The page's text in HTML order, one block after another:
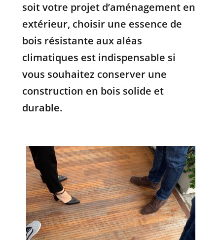
soit votre projet d’aménagement en
extérieur, choisir une essence de
bois résistante aux aléas
climatiques est indispensable si
vous souhaitez conserver une
construction en bois solide et
durable.